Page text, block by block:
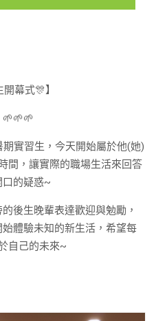
開幕式🎊】
🌱🌱🌱
實習生，今天開始屬於他(她)
間，讓實際的職場生活來回答
的疑惑~
後生晚輩表達歡迎與勉勵，
體驗未知的新生活，希望每
自己的未來~